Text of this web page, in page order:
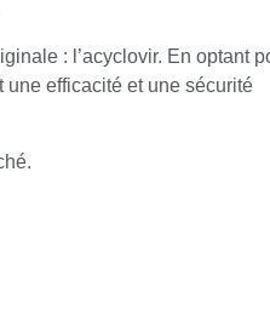
: l’acyclovir. En optant
efficacité et une sécurité